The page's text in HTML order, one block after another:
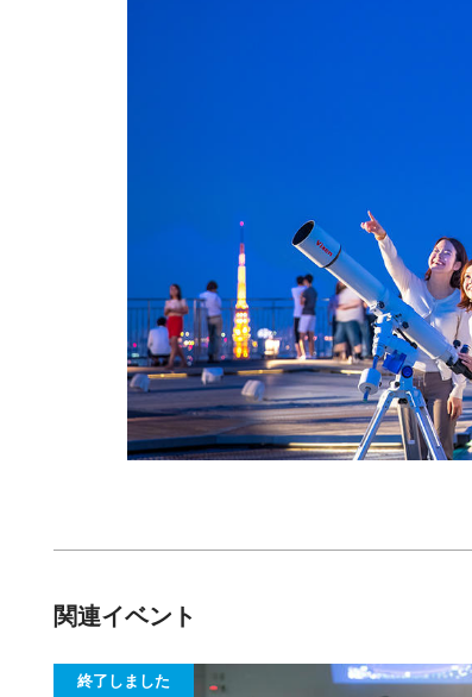
関連イベント
終了しました